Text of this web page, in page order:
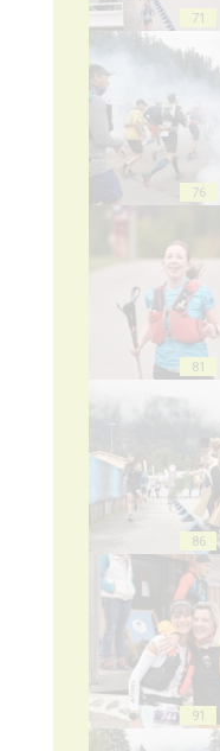
71
76
81
86
91